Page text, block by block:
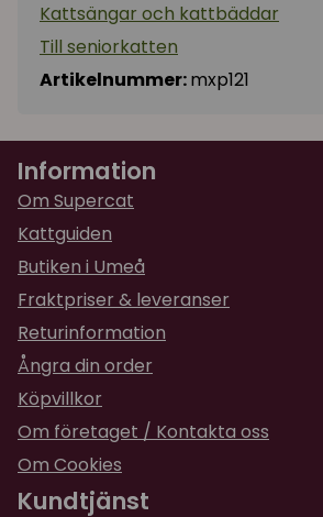
Kattsängar och kattbäddar
Till seniorkatten
Artikelnummer:mxp121
Information
Om Supercat
Kattguiden
Butiken i Umeå
Fraktpriser & leveranser
Returinformation
Ångra din order
Köpvillkor
Om företaget / Kontakta oss
Om Cookies
Kundtjänst